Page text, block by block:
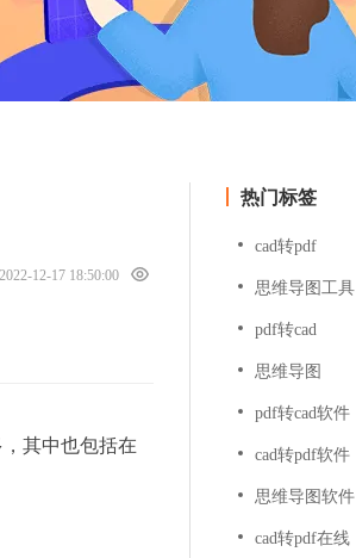
2022-12-17 18:50:00
其中也包括在
热门标签
cad转pdf
思维导图工具
pdf转cad
思维导图
pdf转cad软件
cad转pdf软件
思维导图软件
cad转pdf在线